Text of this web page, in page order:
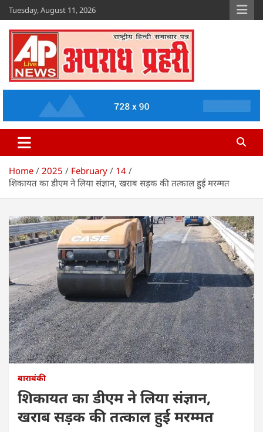
Skip
to
content
Tuesday, August 11, 2026
Apradh Prahari
www.apradhprahari.in
Home 2025 February
14
शिकायत का डीएम ने लिया संज्ञान, खराब सड़क की तत्काल हुई मरम्मत
बाराबंकी
शिकायत का डीएम ने लिया संज्ञान,
खराब सड़क की तत्काल हुई मरम्मत